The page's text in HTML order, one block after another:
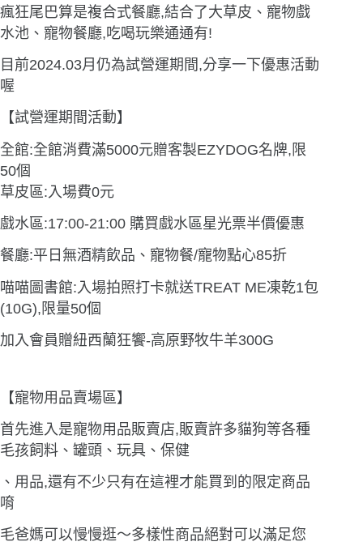
瘋狂尾巴算是複合式餐廳,結合了大草皮、寵物戲
水池、寵物餐廳,吃喝玩樂通通有!
目前2024.03月仍為試營運期間,分享一下優惠活動
喔
【試營運期間活動】
全館:全館消費滿5000元贈客製EZYDOG名牌,限
50個
草皮區:入場費0元
戲水區:17:00-21:00 購買戲水區星光票半價優惠
餐廳:平日無酒精飲品、寵物餐/寵物點心85折
喵喵圖書館:入場拍照打卡就送TREAT ME凍乾1包
(10G),限量50個
加入會員贈紐西蘭狂饗-高原野牧牛羊300G
【寵物用品賣場區】
首先進入是寵物用品販賣店,販賣許多貓狗等各種
毛孩飼料、罐頭、玩具、保健
、用品,還有不少只有在這裡才能買到的限定商品
唷
毛爸媽可以慢慢逛〜多樣性商品絕對可以滿足您